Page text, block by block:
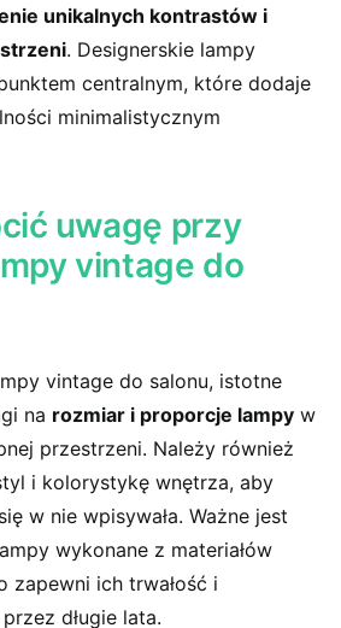
unikalnych kontrastów i
. ‌Designerskie lampy
centralnym,‌ które dodaje
minimalistycznym
uwagę przy
vintage do
vintage do salonu, istotne
‍na rozmiar i proporcje lampy w
przestrzeni. Należy również
i kolorystykę wnętrza, aby
w nie wpisywała. Ważne jest
wykonane z materiałów
zapewni ich trwałość ⁤i
długie lata.